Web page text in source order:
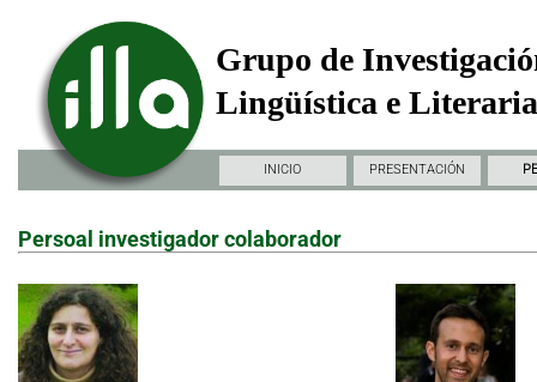
Grupo de
Lingüística e
INICIO PRESENTACIÓN
Persoal investigador colaborador